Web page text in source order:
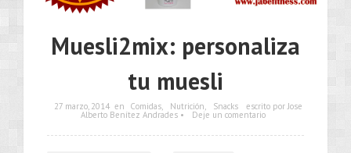
Muesli2mix: personaliza
tu muesli
27 marzo, 2014 en Comidas, Nutrición, Snacks escrito por Jose
Alberto Benítez Andrades • Deje un comentario